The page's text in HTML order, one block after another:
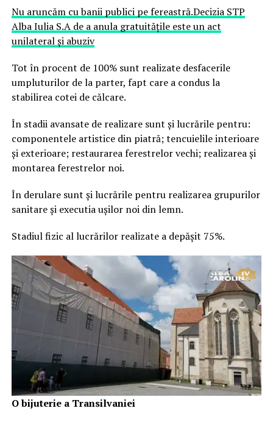
Nu aruncăm cu banii publici pe fereastră.Decizia STP
Alba Iulia S.A de a anula gratuitățile este un act
unilateral și abuziv
Tot în procent de 100% sunt realizate desfacerile
umpluturilor de la parter, fapt care a condus la
stabilirea cotei de călcare.
În stadii avansate de realizare sunt și lucrările pentru:
componentele artistice din piatră; tencuielile interioare
și exterioare; restaurarea ferestrelor vechi; realizarea și
montarea ferestrelor noi.
În derulare sunt și lucrările pentru realizarea grupurilor
sanitare şi executia ușilor noi din lemn.
Stadiul fizic al lucrărilor realizate a depășit 75%.
O bijuterie a Transilvaniei